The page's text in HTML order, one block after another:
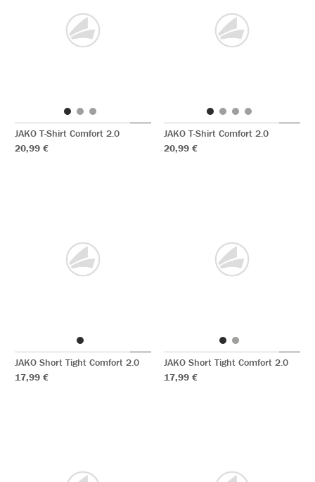
JAKO T-Shirt Comfort 2.0
20,99 €
JAKO T-Shirt Comfort 2.0
20,99 €
JAKO Short Tight Comfort 2.0
17,99 €
JAKO Short Tight Comfort 2.0
17,99 €